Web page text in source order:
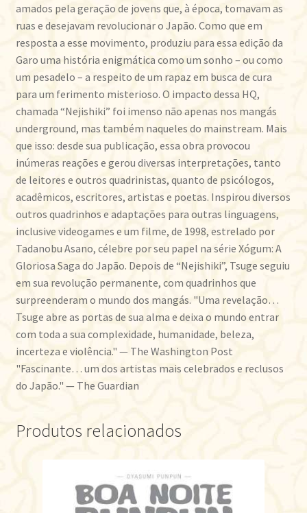
amados pela geração de jovens que, à época, tomavam as
ruas e desejavam revolucionar o Japão. Como que em
resposta a esse movimento, produziu para essa edição da
Garo uma história enigmática como um sonho – ou como
um pesadelo – a respeito de um rapaz em busca de cura
para um ferimento misterioso. O impacto dessa HQ,
chamada “Nejishiki” foi imenso não apenas nos mangás
underground, mas também naqueles do mainstream. Mais
que isso: desde sua publicação, essa obra provocou
inúmeras reações e gerou diversas interpretações, tanto
de leitores e outros quadrinistas, quanto de psicólogos,
acadêmicos, escritores, artistas e poetas. Inspirou diversos
outros quadrinhos e adaptações para outras linguagens,
inclusive videogames e um filme, de 1998, estrelado por
Tadanobu Asano, célebre por seu papel na série Xógum: A
Gloriosa Saga do Japão. Depois de “Nejishiki”, Tsuge seguiu
em sua revolução permanente, com quadrinhos que
surpreenderam o mundo dos mangás. "Uma revelação…
Tsuge abre as portas de sua alma e deixa o mundo entrar
com toda a sua complexidade, humanidade, beleza,
incerteza e violência." — The Washington Post
"Fascinante… um dos artistas mais celebrados e reclusos
do Japão." — The Guardian
Produtos relacionados